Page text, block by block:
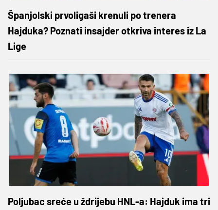
Španjolski prvoligaši krenuli po trenera
Hajduka? Poznati insajder otkriva interes iz La
Lige
Poljubac sreće u ždrijebu HNL-a: Hajduk ima tri